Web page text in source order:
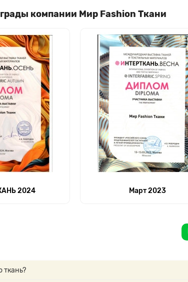
компании Мир Fashion Ткани
2024 Март 2023